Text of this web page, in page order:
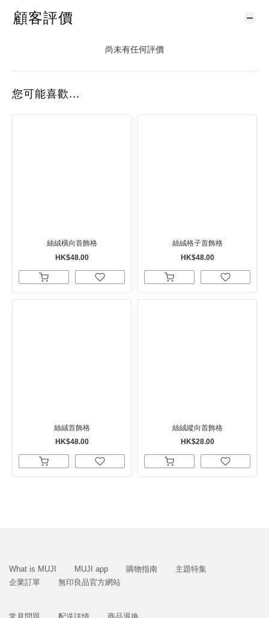
顧客評價
尚未有任何評價
您可能喜歡...
絲絨橫向首飾格
HK$48.00
絲絨格子首飾格
HK$48.00
絲絨首飾格
HK$48.00
絲絨縱向首飾格
HK$28.00
What is MUJI MUJI app 購物指南
主題特集
企業訂單
無印良品官方網站